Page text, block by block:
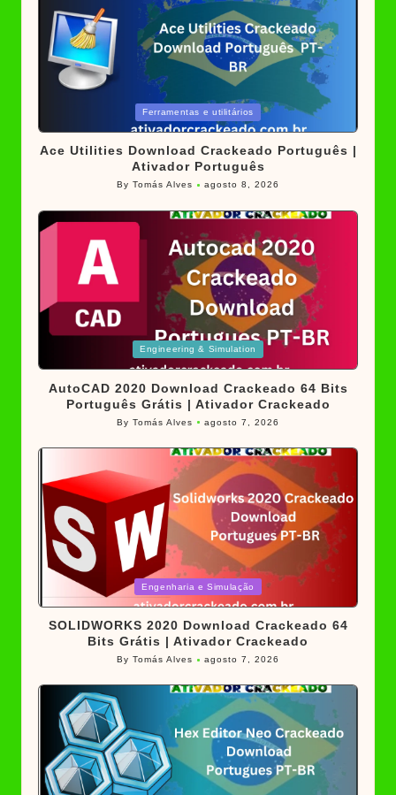
in
Ferramentas e utilitários
Ace Utilities Download Crackeado Português |
Ativador Português
Posted
ByTomás Alves agosto 8, 2026
in
Engineering & Simulation
AutoCAD 2020 Download Crackeado 64 Bits
Português Grátis | Ativador Crackeado
Posted
ByTomás Alves agosto 7, 2026
Posted
in
Engenharia e Simulação
SOLIDWORKS 2020 Download Crackeado 64
Bits Grátis | Ativador Crackeado
Posted
ByTomás Alves agosto 7, 2026